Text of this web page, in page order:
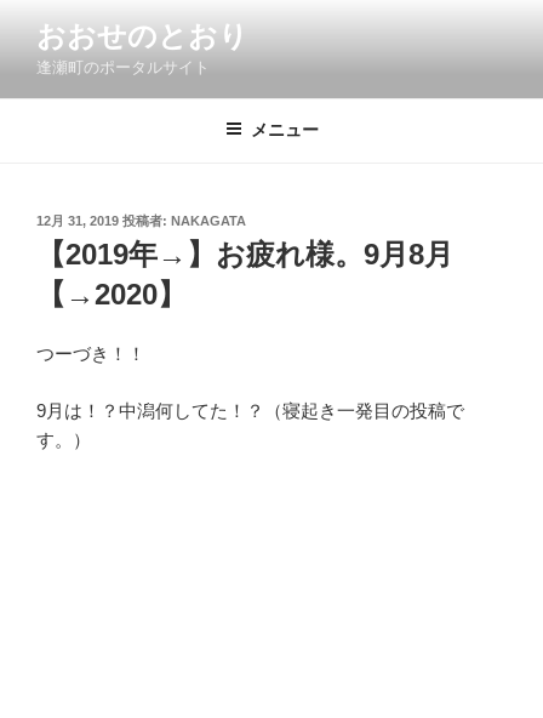
ン
おおせのとおり
逢瀬町のポータルサイト
メニュー
投
12月 31, 2019 投稿者: NAKAGATA
【2019年→】お疲れ様。9月8月
【→2020】
つーづき！！
9月は！？中潟何してた！？（寝起き一発目の投稿で
す。）